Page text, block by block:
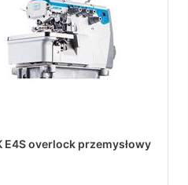
E4S overlock przemysłowy